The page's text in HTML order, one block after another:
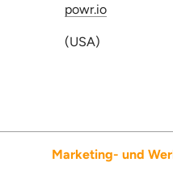
powr.io
(USA)
Marketing- und